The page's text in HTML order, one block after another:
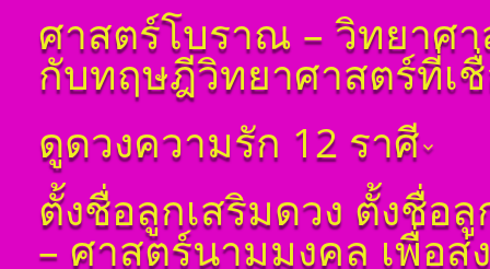
พูล (สีดิน) บทที่ ๔ ที่มา
ของดวง ๑๒ ราศีจักร
โ ห ร า ส า ด (ฉบับ
เรียนรู้โดยไม่ต้องถาม)
พูล(สีดิน) บทที่ ๕
การนำเอาดวง ๘ ราศี
จักรมาเพื่อพยากรณ์
โ ห ร า ส า ด (ฉบับ
เรียนรู้โดยไม่ต้องถาม)
โดย สอ้าน นาคเพชร
ศาสตร์โบราณ – วิทยาศ
กับทฤษฎีวิทยาศาสตร์ที่เ
ดูดวงความรัก 12 ราศี
ดูดวงราศีเมษ
ดูดวงราศีพฤษภ
ดูดวง ราศีเมถุน
ตั้งชื่อลูกเสริมดวง ตั้งชื่อ
– ศาสตร์นามมงคล เพื่อส่